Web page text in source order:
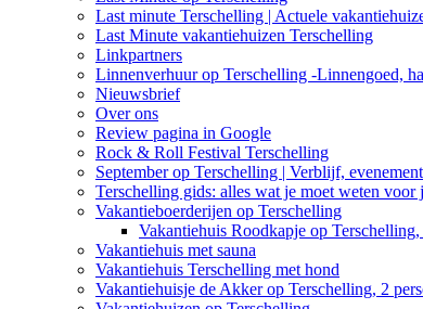
Last minute Terschelling | Actuele
Last Minute vakantiehuizen Terschelling
Linkpartners
Linnenverhuur op Terschelling -Linnengoed,
Nieuwsbrief
Over ons
Review pagina in Google
Rock & Roll Festival Terschelling
September op Terschelling | Verblijf,
Terschelling gids: alles wat je moet weten voor
Vakantieboerderijen op Terschelling
Vakantiehuis Roodkapje op
Vakantiehuis met sauna
Vakantiehuis Terschelling met hond
Vakantiehuisje de Akker op Terschelling, 2